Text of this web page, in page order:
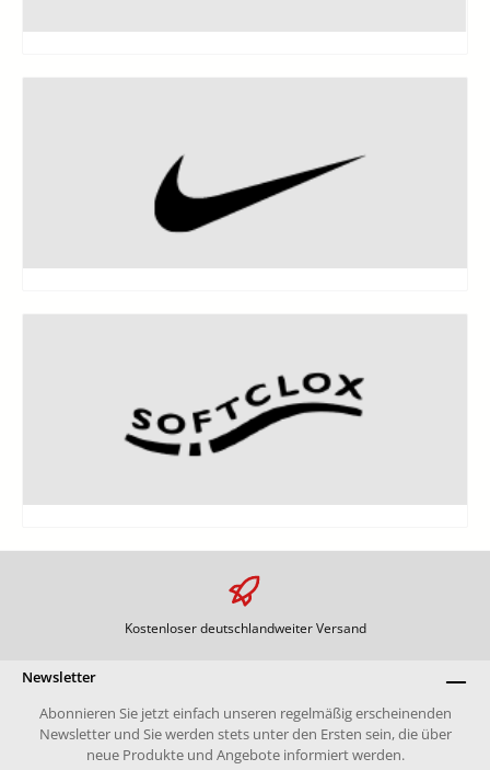
Kostenloser deutschlandweiter Versand
Newsletter
Abonnieren Sie jetzt einfach unseren regelmäßig erscheinenden
Newsletter und Sie werden stets unter den Ersten sein, die über
neue Produkte und Angebote informiert werden.